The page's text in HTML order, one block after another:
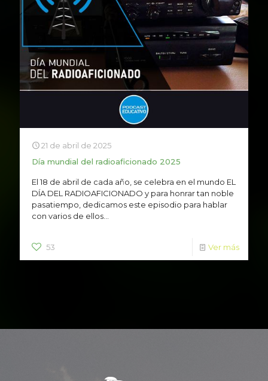
21 de abril de 2025
Día mundial del radioaficionado 2025
El 18 de abril de cada año, se celebra en el mundo EL
DÍA DEL RADIOAFICIONADO y para honrar tan noble
pasatiempo, dedicamos este episodio para hablar
con varios de ellos...
53 Ver más